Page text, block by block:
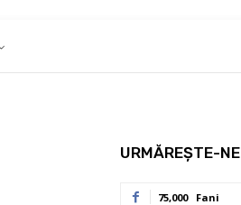
URMĂREȘTE-NE
75,000 Fani